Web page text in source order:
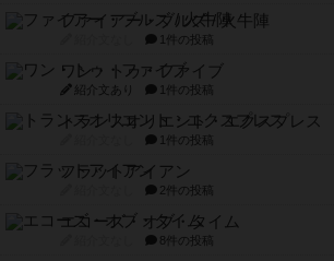
ファイアー・ブルズ / 火牛陣
1件の投稿
ワン・トゥ・ファイブ
紹介文あり 1件の投稿
トランスオリエント・エクスプレス
1件の投稿
フラットアイアン
2件の投稿
エコーズ・オブ・タイム
8件の投稿